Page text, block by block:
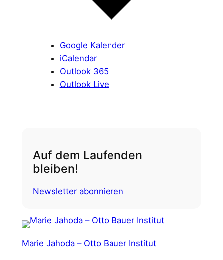
Google Kalender
iCalendar
Outlook 365
Outlook Live
Auf dem Laufenden
bleiben!
Newsletter abonnieren
Marie Jahoda – Otto Bauer Institut